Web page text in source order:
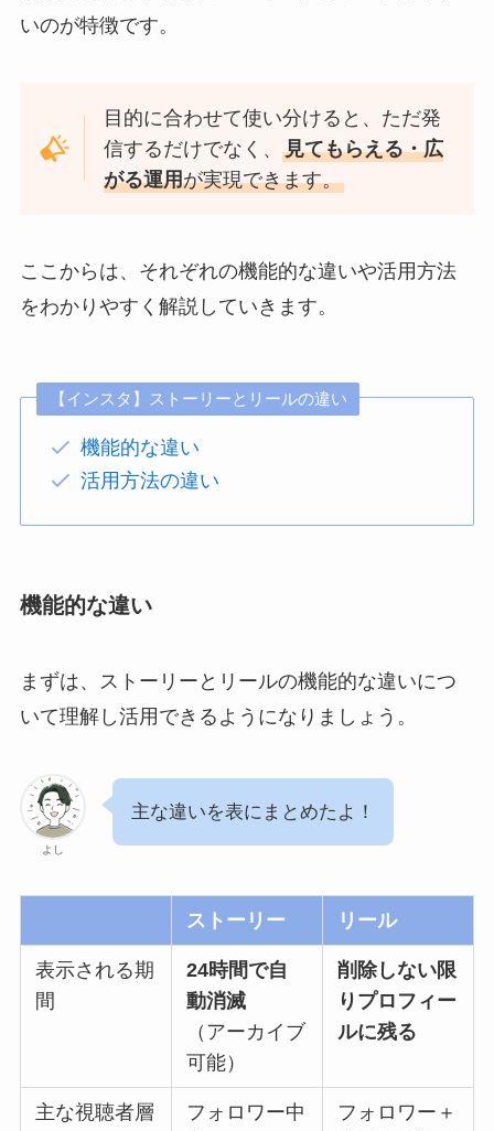
いのが特徴です。
目的に合わせて使い分けると、ただ発
信するだけでなく、見てもらえる・広
がる運用が実現できます。
ここからは、それぞれの機能的な違いや活用方法
をわかりやすく解説していきます。
【インスタ】ストーリーとリールの違い
機能的な違い
活用方法の違い
機能的な違い
まずは、ストーリーとリールの機能的な違いにつ
いて理解し活用できるようになりましょう。
よし
主な違いを表にまとめたよ！
ストーリー リール
表示される期
間
24時間で自
動消滅
（アーカイブ
可能）
削除しない限
りプロフィー
ルに残る
主な視聴者層
フォロワー中
フォロワー＋